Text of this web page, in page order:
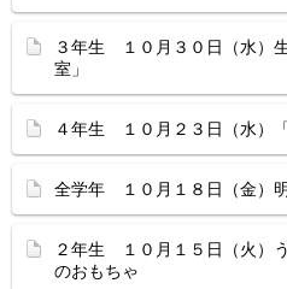
３年生 １０月３０日（水）
室」
４年生 １０月２３日（水）
全学年 １０月１８日（金）
２年生 １０月１５日（火）
のおもちゃ